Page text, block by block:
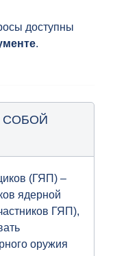
доступны
.
СОБОЙ
(ГЯП) –
ядерной
ГЯП),
оружия